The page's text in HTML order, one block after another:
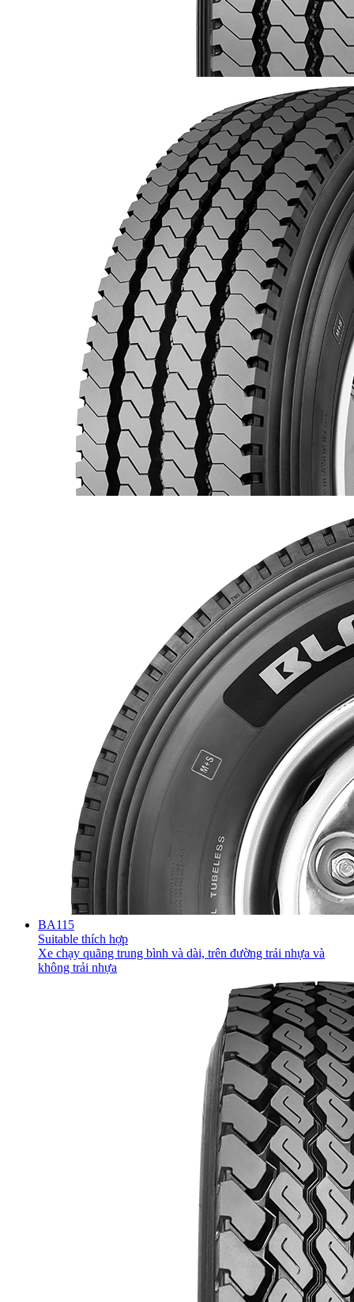
BA115
Suitable thích hợp
Xe chạy quãng trung bình và dài, trên đường trải nhựa và
không trải nhựa